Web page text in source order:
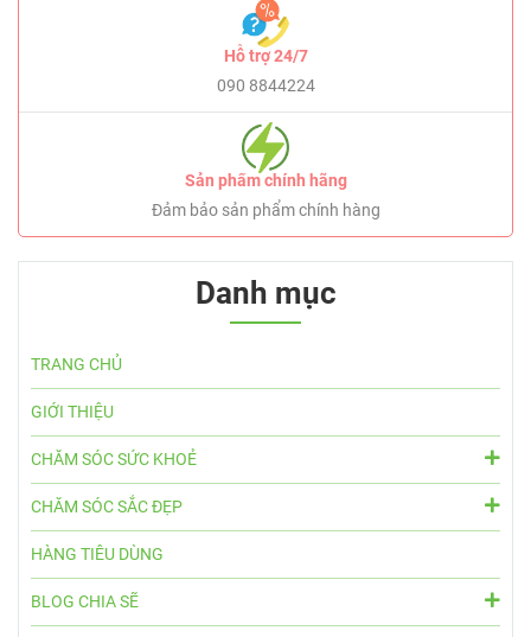
Hỗ trợ 24/7
090 8844224
Sản phẩm chính hãng
Đảm bảo sản phẩm chính hàng
Danh mục
TRANG CHỦ
GIỚI THIỆU
CHĂM SÓC SỨC KHOẺ
CHĂM SÓC SẮC ĐẸP
HÀNG TIÊU DÙNG
BLOG CHIA SẼ